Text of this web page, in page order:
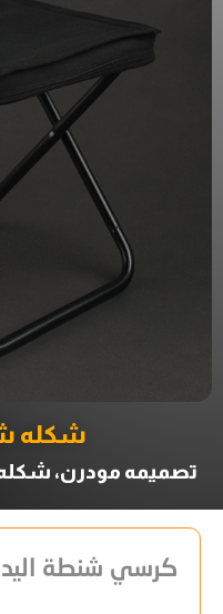
شكله
تصميمه مودرن،
كرسي شنطة اليد